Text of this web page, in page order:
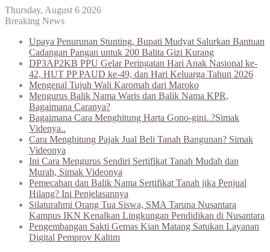
Thursday, August 6 2026
Breaking News
Upaya Penurunan Stunting, Bupati Mudyat Salurkan Bantuan
Cadangan Pangan untuk 200 Balita Gizi Kurang
DP3AP2KB PPU Gelar Peringatan Hari Anak Nasional ke-
42, HUT PP PAUD ke-49, dan Hari Keluarga Tahun 2026
Mengenal Tujuh Wali Karomah dari Maroko
Mengurus Balik Nama Waris dan Balik Nama KPR,
Bagaimana Caranya?
Bagaimana Cara Menghitung Harta Gono-gini..?Simak
Videnya..
Cara Menghitung Pajak Jual Beli Tanah Bangunan? Simak
Videonya
Ini Cara Mengurus Sendiri Sertifikat Tanah Mudah dan
Murah, Simak Videonya
Pemecahan dan Balik Nama Sertifikat Tanah jika Penjual
Hilang? Ini Penjelasannya
Silaturahmi Orang Tua Siswa, SMA Taruna Nusantara
Kampus IKN Kenalkan Lingkungan Pendidikan di Nusantara
Pengembangan Sakti Gemas Kian Matang Satukan Layanan
Digital Pemprov Kaltim